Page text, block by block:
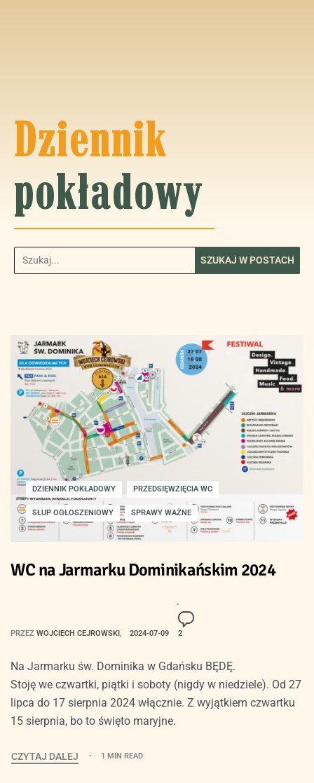
Dziennik
pokładowy
SZUKAJ W POSTACH
DZIENNIK POKŁADOWY PRZEDSIĘWZIĘCIA WC
SŁUP OGŁOSZENIOWY SPRAWY WAŻNE
WC na Jarmarku Dominikańskim 2024
PRZEZ WOJCIECH CEJROWSKI 2024-07-09 2
Na Jarmarku św. Dominika w Gdańsku BĘDĘ.
Stoję we czwartki, piątki i soboty (nigdy w niedziele). Od 27
lipca do 17 sierpnia 2024 włącznie. Z wyjątkiem czwartku
15 sierpnia, bo to święto maryjne.
CZYTAJ DALEJ 1 MIN READ